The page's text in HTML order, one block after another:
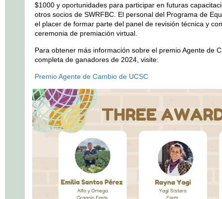
$1000 y oportunidades para participar en futuras
otros socios de SWRFBC. El personal del Programa de
el placer de formar parte del panel de revisión técnica y
ceremonia de premiación virtual.
Para obtener más información sobre el premio Agente de
completa de ganadores de 2024, visite:
Premio Agente de Cambio de UCSC